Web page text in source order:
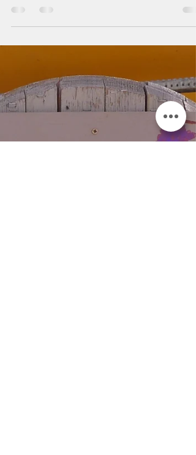
les vignes !
Marguerite, Véronique, Gisèle, Josette,
30 jolies brebis landaises s’activent...